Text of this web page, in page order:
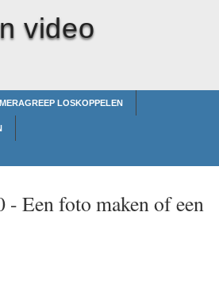
video
LOSKOPPELEN
- Een foto maken of een